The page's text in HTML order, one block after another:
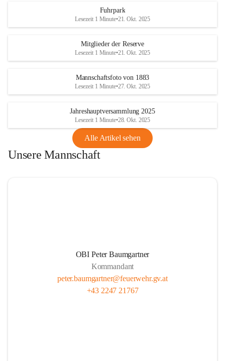
a
Fuhrpark
Lesezeit 1 Minute•21. Okt. 2025
Mitglieder der Reserve
Lesezeit 1 Minute•21. Okt. 2025
Mannschaftsfoto von 1883
Lesezeit 1 Minute•27. Okt. 2025
Jahreshauptversammlung 2025
Lesezeit 1 Minute•28. Okt. 2025
Alle Artikel sehen
Unsere Mannschaft
OBI Peter Baumgartner
Kommandant
peter.baumgartner@feuerwehr.gv.at
+43 2247 21767